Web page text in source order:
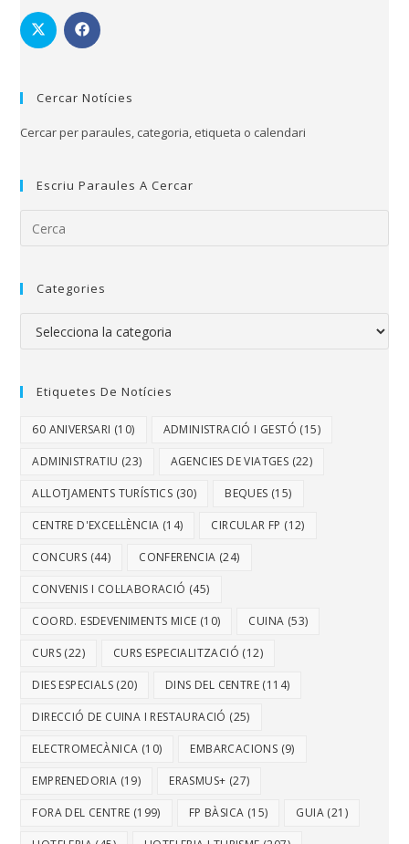
Cercar Notícies
Cercar per paraules, categoria, etiqueta o calendari
Escriu Paraules A Cercar
Categories
Etiquetes De Notícies
60 ANIVERSARI (10) ADMINISTRACIÓ I GESTÓ (15)
ADMINISTRATIU (23) AGENCIES DE VIATGES (22)
ALLOTJAMENTS TURÍSTICS (30) BEQUES (15)
CENTRE D'EXCEL·LÈNCIA (14) CIRCULAR FP (12)
CONCURS (44) CONFERENCIA (24)
CONVENIS I COL·LABORACIÓ (45)
COORD. ESDEVENIMENTS MICE (10) CUINA (53)
CURS (22) CURS ESPECIALITZACIÓ (12)
DIES ESPECIALS (20) DINS DEL CENTRE (114)
DIRECCIÓ DE CUINA I RESTAURACIÓ (25)
ELECTROMECÀNICA (10) EMBARCACIONS (9)
EMPRENEDORIA (19) ERASMUS+ (27)
FORA DEL CENTRE (199) FP BÀSICA (15) GUIA (21)